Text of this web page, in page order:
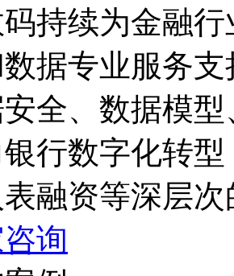
码持续为金融
据专业服务支持
安全、数据模
银行数字化转型
融资等深层
询